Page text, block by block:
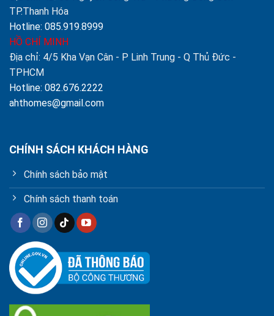
TP.Thanh Hóa
Hotline: 085.919.8999
HỒ CHÍ MINH
Địa chỉ: 4/5 Kha Vạn Cân - P Linh Trung - Q Thủ Đức -
TPHCM
Hotline: 082.676.2222
ahthomes@gmail.com
CHÍNH SÁCH KHÁCH HÀNG
Chính sách bảo mật
Chính sách thanh toán